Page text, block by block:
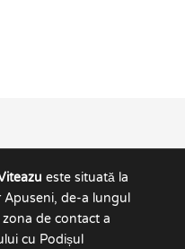
este situată la
Apuseni, de-a lungul
de contact a
cu Podișul